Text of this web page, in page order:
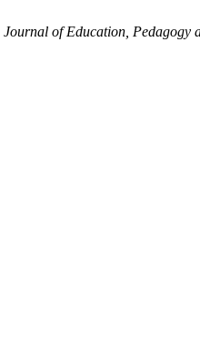
Journal of Education, Pedagogy